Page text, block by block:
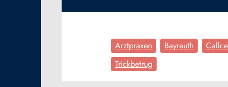
Arztpraxen Bayreuth
Trickbetrug